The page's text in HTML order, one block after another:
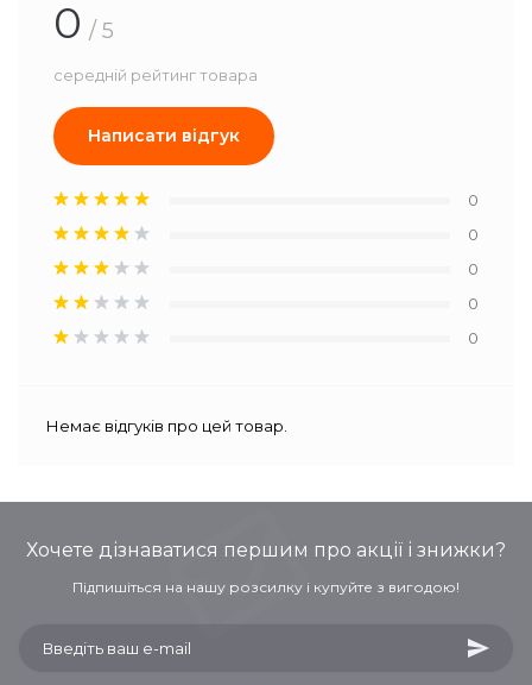
0 / 5
середній рейтинг товара
Написати відгук
0
0
0
0
0
Немає відгуків про цей товар.
Хочете дізнаватися першим про акції і знижки?
Підпишіться на нашу розсилку і купуйте з вигодою!